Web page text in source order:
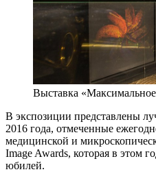
Выставка
В экспозиции представлены
2016 года, отмеченные
медицинской и
Image Awards, которая в этом
юбилей.